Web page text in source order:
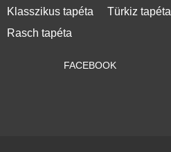
Klasszikus tapéta
Türkiz tapéta
Rasch tapéta
FACEBOOK